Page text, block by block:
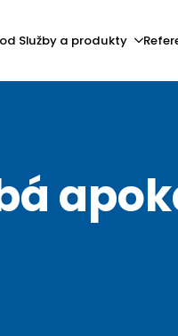
Služby a produkty